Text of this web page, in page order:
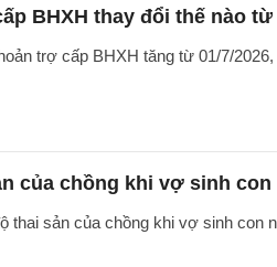
BHXH thay đổi thế nào từ
trợ cấp BHXH tăng từ 01/7/
của chồng khi vợ sinh con
thai sản của chồng khi vợ sinh